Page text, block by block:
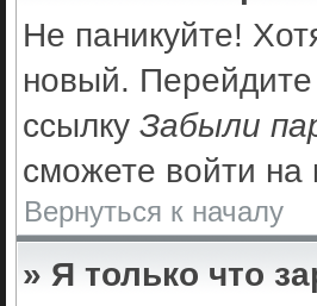
Не паникуйте!
новый.
ссылку Забыли
сможете войти
Вернуться к началу
» Я только что